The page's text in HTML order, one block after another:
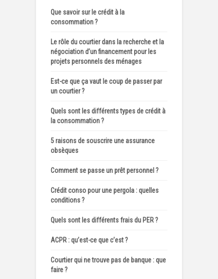
Que savoir sur le crédit à la
consommation ?
Le rôle du courtier dans la recherche et la
négociation d’un financement pour les
projets personnels des ménages
Est-ce que ça vaut le coup de passer par
un courtier ?
Quels sont les différents types de crédit à
la consommation ?
5 raisons de souscrire une assurance
obsèques
Comment se passe un prêt personnel ?
Crédit conso pour une pergola : quelles
conditions ?
Quels sont les différents frais du PER ?
ACPR : qu’est-ce que c’est ?
Courtier qui ne trouve pas de banque : que
faire ?